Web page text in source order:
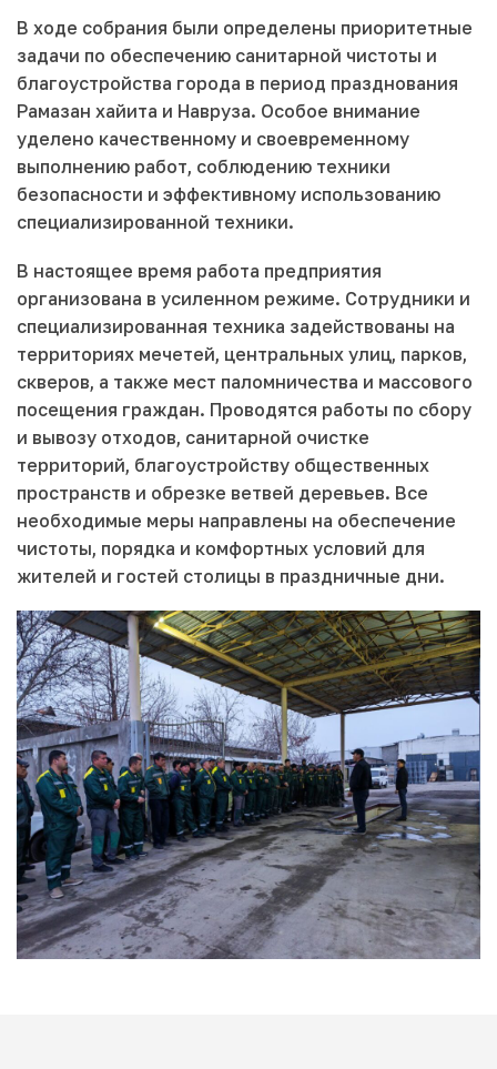
В ходе собрания были определены приоритетные
задачи по обеспечению санитарной чистоты и
благоустройства города в период празднования
Рамазан хайита и Навруза. Особое внимание
уделено качественному и своевременному
выполнению работ, соблюдению техники
безопасности и эффективному использованию
специализированной техники.
В настоящее время работа предприятия
организована в усиленном режиме. Сотрудники и
специализированная техника задействованы на
территориях мечетей, центральных улиц, парков,
скверов, а также мест паломничества и массового
посещения граждан. Проводятся работы по сбору
и вывозу отходов, санитарной очистке
территорий, благоустройству общественных
пространств и обрезке ветвей деревьев. Все
необходимые меры направлены на обеспечение
чистоты, порядка и комфортных условий для
жителей и гостей столицы в праздничные дни.